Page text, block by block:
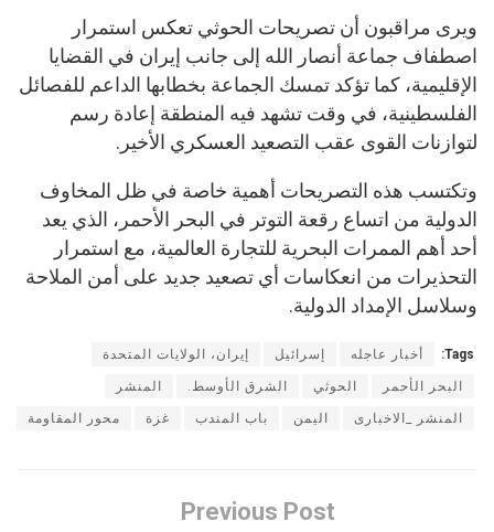
ويرى مراقبون أن تصريحات الحوثي تعكس استمرار
اصطفاف جماعة أنصار الله إلى جانب إيران في القضايا
الإقليمية، كما تؤكد تمسك الجماعة بخطابها الداعم للفصائل
الفلسطينية، في وقت تشهد فيه المنطقة إعادة رسم
لتوازنات القوى عقب التصعيد العسكري الأخير.
وتكتسب هذه التصريحات أهمية خاصة في ظل المخاوف
الدولية من اتساع رقعة التوتر في البحر الأحمر، الذي يعد
أحد أهم الممرات البحرية للتجارة العالمية، مع استمرار
التحذيرات من انعكاسات أي تصعيد جديد على أمن الملاحة
وسلاسل الإمداد الدولية.
Tags: أخبار عاجله إسرائيل إيران، الولايات المتحدة
البحر الأحمر الحوثي الشرق الأوسط. المنشر
المنشر _الاخبارى اليمن باب المندب غزة محور المقاومة
Previous Post